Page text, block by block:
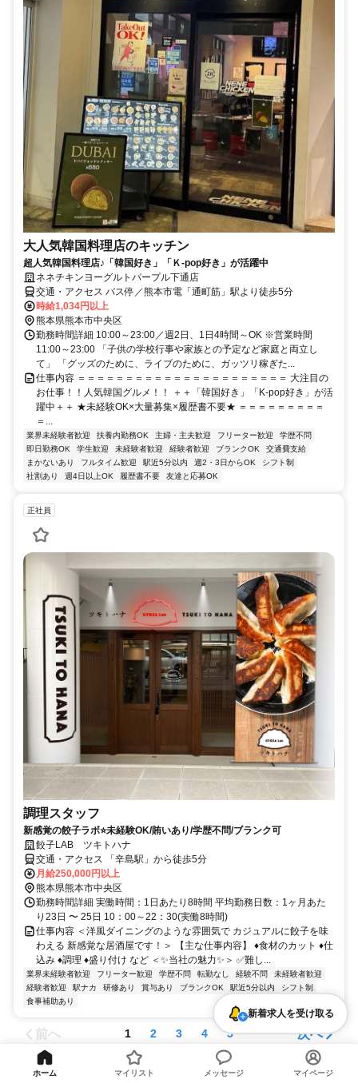
大人気韓国料理店のキッチン
超人気韓国料理店♪「韓国好き」「Ｋ‐pop好き」が活躍中
ネネチキンヨーグルトパープル下通店
交通・アクセス バス停／熊本市電「通町筋」駅より徒歩5分
時給1,034円以上
熊本県熊本市中央区
勤務時間詳細 10:00～23:00／週2日、1日4時間～OK ※営業時間
11:00～23:00 「子供の学校行事や家族との予定など家庭と両立し
て」 「グッズのために、ライブのために、ガッツリ稼ぎた...
仕事内容 ＝＝＝＝＝＝＝＝＝＝＝＝＝＝＝＝＝＝＝＝＝＝ 大注目の
お仕事！！人気韓国グルメ！！ ＋＋「韓国好き」「K-pop好き」が活
躍中＋＋ ★未経験OK×大量募集×履歴書不要★ ＝＝＝＝＝＝＝＝＝
＝...
業界未経験者歓迎 扶養内勤務OK 主婦・主夫歓迎 フリーター歓迎
学歴不問
即日勤務OK
学生歓迎 未経験者歓迎 経験者歓迎 ブランクOK
交通費支給
まかないあり
フルタイム歓迎 駅近5分以内 週2・3日からOK
シフト制
社割あり
週4日以上OK 履歴書不要 友達と応募OK
正社員
調理スタッフ
新感覚の餃子ラボ⭐未経験OK/賄いあり/学歴不問/ブランク可
餃子LAB ツキトハナ
交通・アクセス 「辛島駅」から徒歩5分
月給250,000円以上
熊本県熊本市中央区
勤務時間詳細 実働時間：1日あたり8時間 平均勤務日数：1ヶ月あた
り23日 〜 25日 10：00～22：30(実働8時間)
仕事内容 ＜洋風ダイニングのような雰囲気で カジュアルに餃子を味
わえる 新感覚な居酒屋です！＞ 【主な仕事内容】 ♦食材のカット ♦仕
込み ♦調理 ♦盛り付け など ＜✨当社の魅力✨＞ ✅難し...
業界未経験者歓迎 フリーター歓迎 学歴不問 転勤なし 経験不問
未経験者歓迎
経験者歓迎
駅ナカ 研修あり 賞与あり ブランクOK 駅近5分以内
シフト制
食事補助あり
前へ 1 2 3 4 5 次へ
この条件の新着求人を受け取る
新着求人を受け取る
ホーム マイリスト メッセージ マイページ